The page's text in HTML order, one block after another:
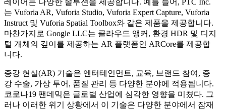
는 Vuforia AR, Vuforia Studio, Vuforia Expert Capture, Vuforia
Instruct 및 Vuforia Spatial Toolbox와 같은 제품을 제공합니다.
마찬가지로 Google LLC는 클라우드 앵커, 환경 HDR 및 디지
털 개체의 깊이를 제공하는 AR 플랫폼인 ARCore를 제공합
니다.
증강 현실(AR) 기술은 엔터테인먼트, 교육, 브랜드 참여, 증
강 수술, 가상 투어, 품질 관리 등 다양한 분야에 적용됩니다.
코로나19 팬데믹은 글로벌 산업에 심각한 영향을 미쳤다. 그
러나 이러한 위기 상황에서 이 기술은 다양한 분야에서 잠재